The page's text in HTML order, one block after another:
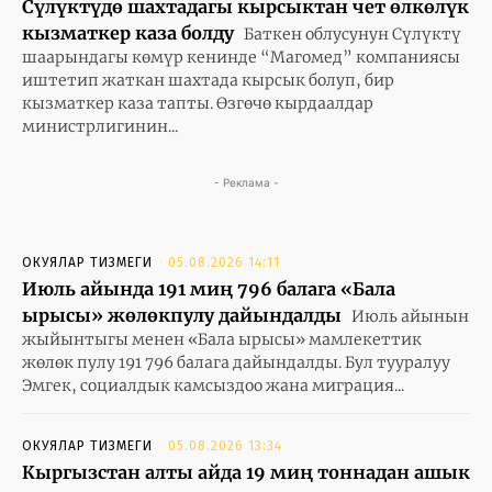
Сүлүктүдө шахтадагы кырсыктан чет өлкөлүк
кызматкер каза болду Баткен облусунун Сүлүктү
шаарындагы көмүр кенинде “Магомед” компаниясы
иштетип жаткан шахтада кырсык болуп, бир
кызматкер каза тапты. Өзгөчө кырдаалдар
министрлигинин...
- Реклама -
ОКУЯЛАР ТИЗМЕГИ 05.08.2026 14:11
Июль айында 191 миң 796 балага «Бала
ырысы» жөлөкпулу дайындалды Июль айынын
жыйынтыгы менен «Бала ырысы» мамлекеттик
жөлөк пулу 191 796 балага дайындалды. Бул тууралуу
Эмгек, социалдык камсыздоо жана миграция...
ОКУЯЛАР ТИЗМЕГИ 05.08.2026 13:34
Кыргызстан алты айда 19 миң тоннадан ашык